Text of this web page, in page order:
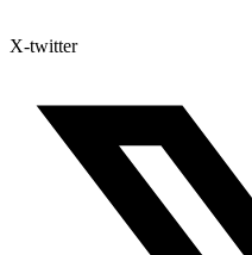
X-twitter